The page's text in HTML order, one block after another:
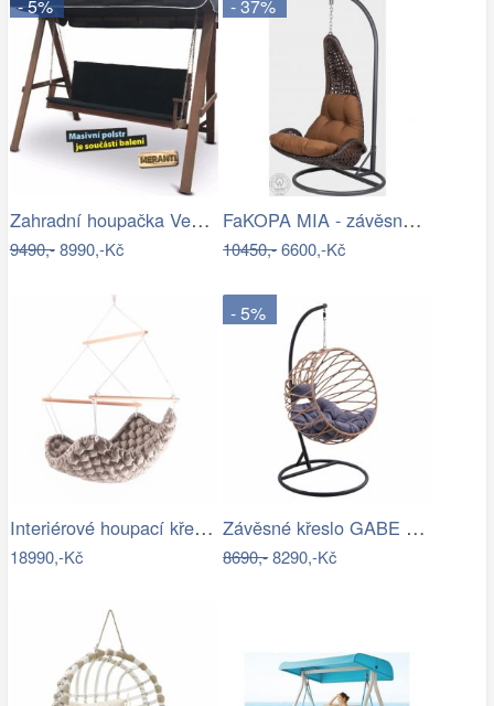
- 5%
Zahradní houpačka VeGA BAHARA Mdum
9490,-8990,-Kč
- 37%
FaKOPA MIA - závěsné křeslo z ratanu…
10450,-6600,-Kč
Interiérové houpací křeslo Swingy In…
18990,-Kč
- 5%
Závěsné křeslo GABE Tempo Kondela
8690,-8290,-Kč